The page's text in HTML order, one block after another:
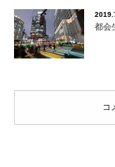
都会
コ